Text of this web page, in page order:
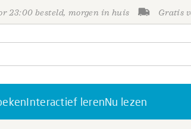
23:00 besteld, morgen in huis Gratis
Interactief lerenNu lezen